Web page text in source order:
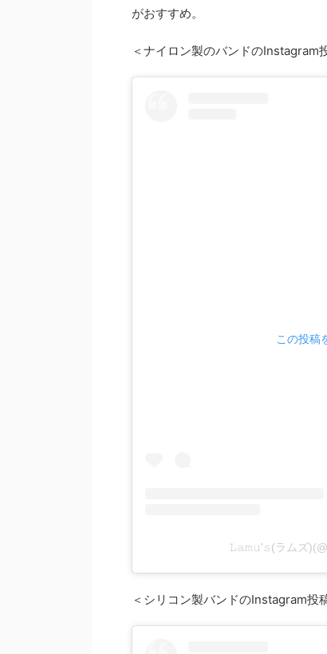
がおすすめ。
＜ナイロン製のバンドのInstagram
この投稿
𝙻𝚊𝚖𝚞'𝚜(ラムズ
＜シリコン製バンドのInstagram投